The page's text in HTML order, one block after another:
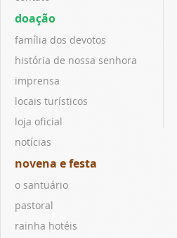
doação
família dos devotos
história de nossa senhora
imprensa
locais turísticos
loja oficial
notícias
novena e festa
o santuário
pastoral
rainha hotéis